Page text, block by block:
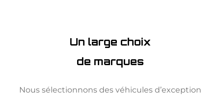
Un large choix
de marques
Nous sélectionnons des véhicules d’exception